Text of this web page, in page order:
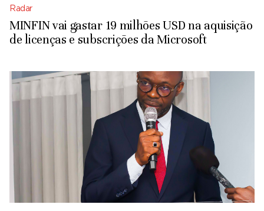
Radar
MINFIN vai gastar 19 milhões USD na aquisição
de licenças e subscrições da Microsoft